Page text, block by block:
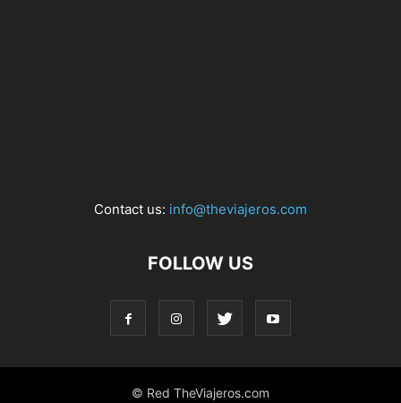
Contact us: info@theviajeros.com
FOLLOW US
© Red TheViajeros.com